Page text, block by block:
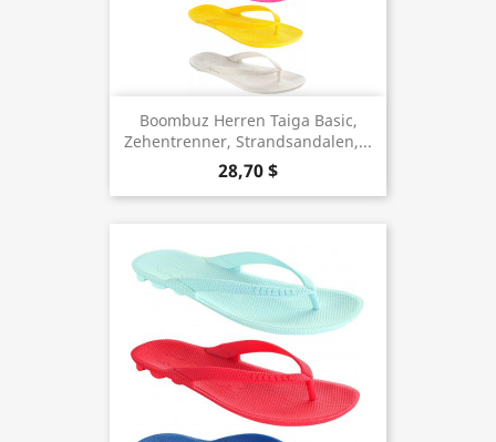
Boombuz Herren Taiga Basic,
Zehentrenner, Strandsandalen,...
28,70 $